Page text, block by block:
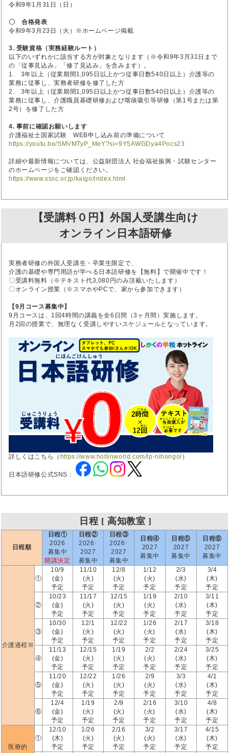
令和9年1月31日（日）
〇 合格発表
令和9年3月23日（火）※ホームページ掲載
3. 受験資格（実務経験ルート）
以下のいずれかに該当する方が対象となります（※令和9年3月31日まで
の「従事見込み」「修了見込み」を含みます）。
1. 3年以上（従業期間1,095日以上かつ従事日数540日以上）介護等の
業務に従事し、実務者研修を修了した方
2. 3年以上（従業期間1,095日以上かつ従事日数540日以上）介護等の
業務に従事し、介護職員基礎研修および喀痰吸引等研修（第1号または第
2号）を修了した方
4. 事前に確認お願いします
介護福祉士国家試験 WEB申し込み前の準備について
https://youtu.be/SMVMTyP_MeY?si=9Y5AWGDya4Pocs23
詳細や最新情報については、公益財団法人 社会福祉振興・試験センター
のホームページをご確認ください。
https://www.sssc.or.jp/kaigo/index.html
【受講料０円】外国人受講生向け
オンライン日本語研修
実務者研修の外国人受講生・卒業生限定で、
介護の基礎や専門用語が学べる日本語研修を【無料】で開催中です！
〇受講料無料（※テキスト代3,080円のみ頂戴いたします）
〇オンライン授業（※スマホやPCで、家から参加できます）
【9月コース募集中】
9月コースは、1回4時間の講義を全6日間（3ヶ月間）実施します。
月2回の授業で、無理なく受講しやすいスケジュールとなっています。
詳しくはこちら（ https://www.hotlinworld.com/lp-nihongo/）
日本語研修公式SNS：
日程 [ 高知教室 ]
日程順
日程①
2026
募集中
開講決定
日程②
2026･
2027
募集中
日程③
2026･
2027
募集中
日程④
2027
募集中
日程⑤
2027
募集中
日程⑥
2027
募集中
介護過程Ⅲ
①
10/9
(金)
予定
11/10
(火)
予定
12/8
(火)
予定
1/12
(火)
予定
2/3
(水)
予定
3/4
(木)
予定
②
10/23
(金)
予定
11/17
(火)
予定
12/15
(火)
予定
1/19
(火)
予定
2/10
(水)
予定
3/11
(木)
予定
③
10/30
(金)
予定
12/1
(火)
予定
12/22
(火)
予定
1/26
(火)
予定
2/17
(水)
予定
3/18
(木)
予定
④
11/13
(金)
予定
12/15
(火)
予定
1/19
(火)
予定
2/2
(火)
予定
2/24
(水)
予定
3/25
(木)
予定
⑤
11/20
(金)
予定
12/22
(火)
予定
1/26
(火)
予定
2/9
(火)
予定
3/3
(水)
予定
4/1
(木)
予定
⑥
12/4
(金)
予定
1/19
(火)
予定
2/9
(火)
予定
2/16
(火)
予定
3/10
(水)
予定
4/8
(木)
予定
医療的
①
12/10
(木)
予定
1/26
(火)
予定
2/16
(火)
予定
3/2
(火)
予定
3/17
(水)
予定
4/15
(木)
予定